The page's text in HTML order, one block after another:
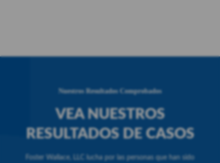
Nuestros Resultados Comprobados
VEA NUESTROS
RESULTADOS DE CASOS
Foster Wallace, LLC lucha por las personas que han sido